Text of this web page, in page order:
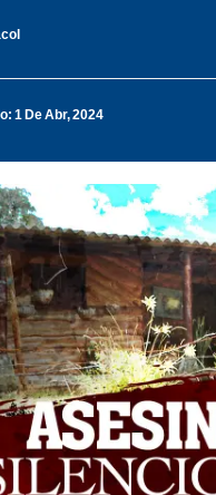
1 De Abr, 2024